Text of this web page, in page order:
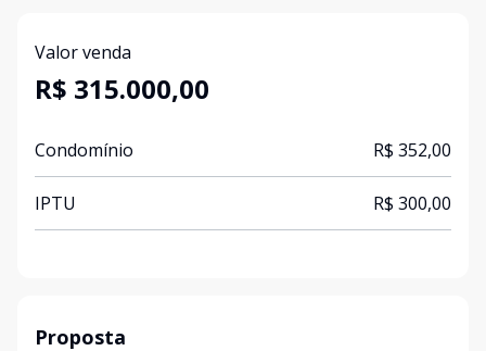
Valor venda
R$ 315.000,00
Condomínio R$ 352,00
IPTU R$ 300,00
Proposta